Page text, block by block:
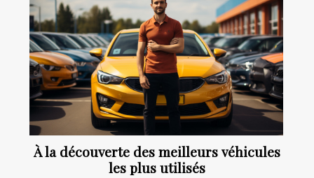
À la découverte des meilleurs véhicules
les plus utilisés